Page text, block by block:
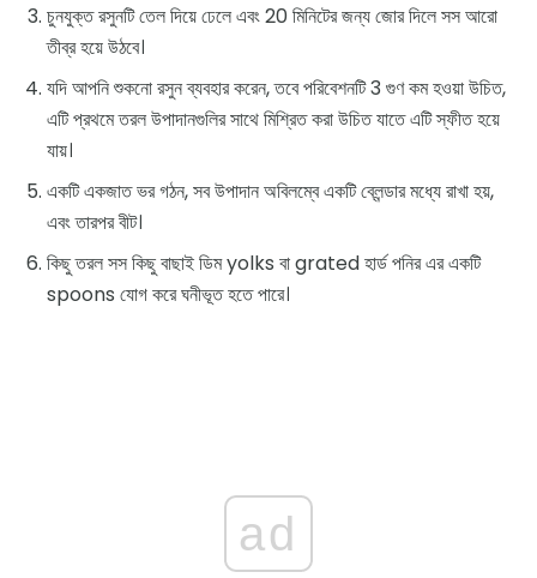
চুনযুক্ত রসুনটি তেল দিয়ে ঢেলে এবং 20 মিনিটের জন্য জোর দিলে সস আরো
তীব্র হয়ে উঠবে।
যদি আপনি শুকনো রসুন ব্যবহার করেন, তবে পরিবেশনটি 3 গুণ কম হওয়া উচিত,
এটি প্রথমে তরল উপাদানগুলির সাথে মিশ্রিত করা উচিত যাতে এটি স্ফীত হয়ে
যায়।
একটি একজাত ভর গঠন, সব উপাদান অবিলম্বে একটি ব্লেন্ডার মধ্যে রাখা হয়,
এবং তারপর বীট।
কিছু তরল সস কিছু বাছাই ডিম yolks বা grated হার্ড পনির এর একটি
spoons যোগ করে ঘনীভূত হতে পারে।
ad